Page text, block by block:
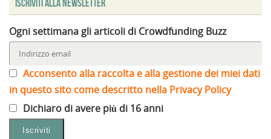
Iscriviti alla Newsletter
Ogni settimana gli articoli di Crowdfunding Buzz
Acconsento alla raccolta e alla gestione dei miei dati
in questo sito come descritto nella Privacy Policy
Dichiaro di avere più di 16 anni